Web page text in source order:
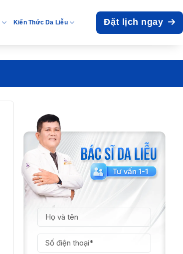
Kiến Thức Da Liễu Đặt lịch ngay